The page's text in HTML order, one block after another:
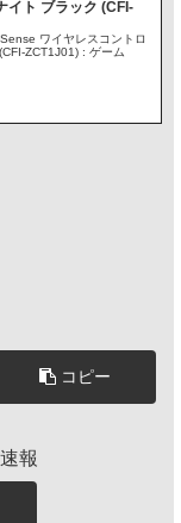
イト ブラック (CFI-
ワイヤレスコントロ
ZCT1J01) : ゲーム
コピー
報